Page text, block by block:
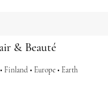
& Beauté
Finland • Europe • Earth